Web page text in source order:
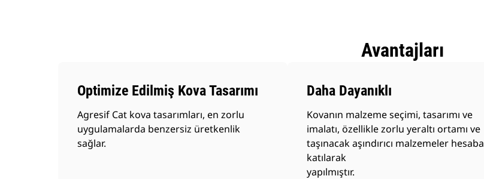
Avantajları
Optimize Edilmiş Kova Tasarımı
Agresif Cat kova tasarımları, en zorlu
uygulamalarda benzersiz üretkenlik
sağlar.
Daha Dayanıklı
Kovanın malzeme seçimi, tasarımı ve
imalatı, özellikle zorlu yeraltı ortamı ve
taşınacak aşındırıcı malzemeler hesaba
katılarak
yapılmıştır.